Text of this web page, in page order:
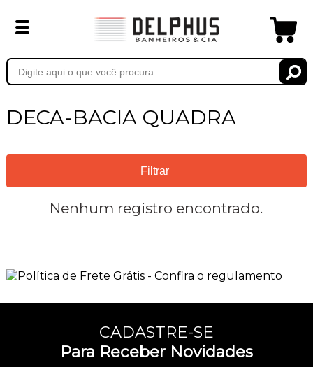
DECA-BACIA QUADRA
Filtrar
Nenhum registro encontrado.
CADASTRE-SE
Para Receber Novidades